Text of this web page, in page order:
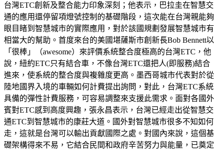
台灣ETC創新及整合能力印象深刻；他表示，巴拉圭在智慧交
通的應用還停留項燈號控制的基礎階段，這次能在台灣親能夠
眼目睹到智慧城市的實際應用，對於該國規劃發展智慧城市有
相當大的幫助。首度來台的美國堪薩斯市創新長Bob Bennett以
「很棒」（awesome）來評價系統整合度極高的台灣ETC，他
說，紐約ETC只有結合車，不像台灣ETC還把人(即服務)結合
進來，使系統的整合度與複雜度更高。墨西哥城市代表對於從
陸地國界入境的車輛如何計費提出詢問，對此，台灣ETC系統
具備的彈性計費服務，可容易調整來支援此需求。面對各國外
賓對ETC感到高度興趣，張永昌表示，台灣已經走出從智慧交
通ETC到智慧城市的康莊大道。國外對智慧城市很多不知如何
走，這就是台灣可以輸出貢獻國際之處。對國內來說，這個基
礎架構得來不易，它結合民間和政府辛苦努力與能量，已奠定